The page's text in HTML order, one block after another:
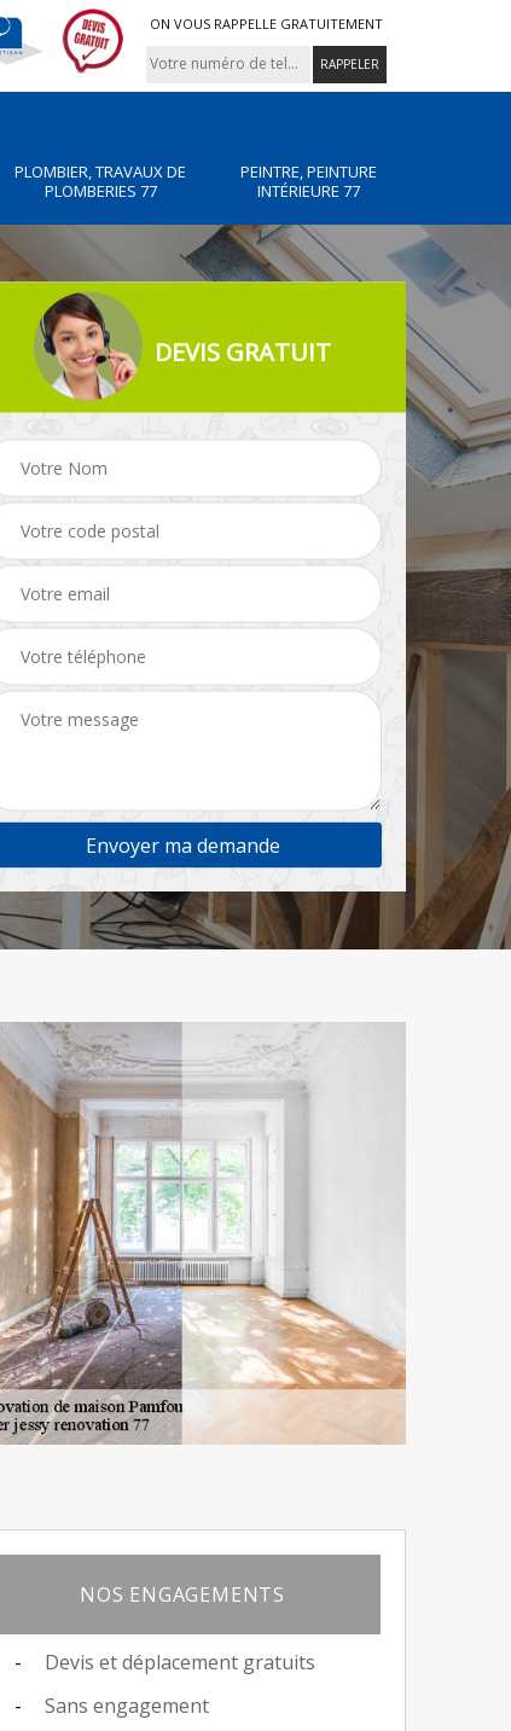
ON VOUS RAPPELLE GRATUITEMENT
PLOMBIER, TRAVAUX DE
PLOMBERIES 77
PEINTRE, PEINTURE
INTÉRIEURE 77
Peintre, peinture
intérieure 77
Rénovation de maison
DEVIS GRATUIT
NOS ENGAGEMENTS
Devis et déplacement gratuits
Sans engagement